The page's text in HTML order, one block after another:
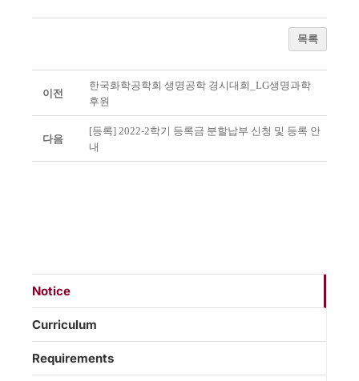
목록
이전
한국화학공학회 생명공학 경시대회_LG생명과학
후원
다음
[등록] 2022-2학기 등록금 분할납부 신청 및 등록 안
내
Notice
Curriculum
Requirements